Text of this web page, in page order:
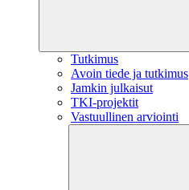
Tutkimus
Avoin tiede ja tutkimus
Jamkin julkaisut
TKI-projektit
Vastuullinen arviointi